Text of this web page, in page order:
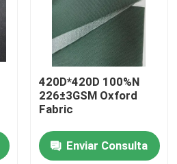
420D*420D 100%N
226±3GSM Oxford
Fabric
Enviar Consulta